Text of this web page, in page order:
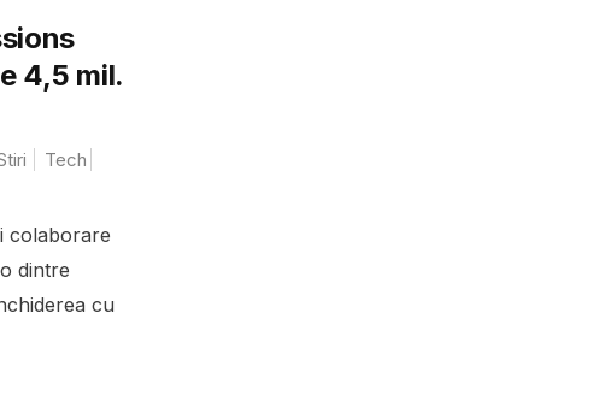
4,5 mil.
Tech
colaborare
dintre
cu